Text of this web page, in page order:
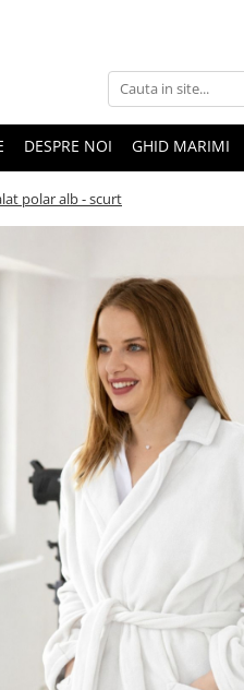
DESPRE NOI GHID MARIMI
polar alb - scurt